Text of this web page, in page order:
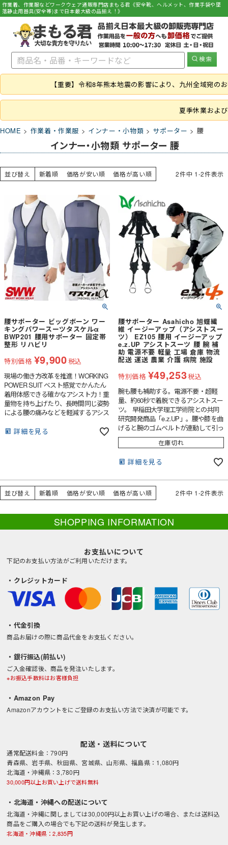
作業着、作業服などワークウェア通販専門店まもる君《安全靴、ヘルメット、作業手袋や墜
落静止用器具(安全帯)まで日本最大級の品揃え！》
【重要】令和8年熊本地震の影響により、九州全域宛
夏季休業およ
HOME 作業着・作業服 インナー・小物類 サポーター 腰
インナー・小物類 サポーター 腰
並び替え 新着順 価格が安い順 価格が高い順 2件中 1-2件表示
腰サポーター ビッグボーン ワー
キングパワースーツタスケルα
BWP201 腰用サポーター 固定帯
整形 リハビリ
特別価格 ¥9,900税込
現場の働き方改革を推進！WORKING
POWER SUIT ベスト感覚でかんたん
着用体感できる確かなアシスト力！重
量物を持ち上げたり、長時間同じ姿勢
による腰の痛みなどを軽減するアシス
本の強力なバネが作業時の身体への負
詳細を見る
腰サポーター Asahicho 旭蝶繊
維 イージーアップ（アシストスー
ツ） EZ105 腰用 イージーアップ
e.z.UP アシストスーツ 腰 腕 補
助 電源不要 軽量 工場 倉庫 物流
配送 運送 農業 介護 病院 施設
特別価格 ¥49,253税込
腕も腰も補助する。電源不要・超軽
量、約60秒で着脱できるアシストスー
ツ。 早稲田大学理工学術院との共同
研究開発商品「e.z.UP」。腰や膝を曲
げると腕のゴムベルトが連動して引っ
張られ、持ち上げ動作を補助する仕組
み。電源不要・超軽量で煩わしさな
脱可能。家庭用洗濯機洗濯可で衛生
ファブリックメカニズム採用。補助力
調整可能・テンションをゆるめれば休
憩中も着用可。工場ラインや運送・倉
躍。サイズS・L・XL。
在庫切れ
詳細を見る
並び替え 新着順 価格が安い順 価格が高い順 2件中 1-2件表示
SHOPPING INFORMATION
お支払いについて
下記のお支払い方法がご利用いただけます。
・クレジットカード
・代金引換
商品お届けの際に商品代金をお支払ください。
・銀行振込(前払い)
ご入金確認後、商品を発注いたします。
※お振込手数料はお客様負担
・Amazon Pay
Amazonアカウントをにご登録のお支払い方法で決済が可能です。
配送・送料について
通常配送料金：790円
青森県、岩手県、秋田県、宮城県、山形県、福島県：1,080円
北海道・沖縄県：3,780円
30,000円以上お買い上げで送料無料
・北海道・沖縄への配送について
北海道・沖縄に関しましては30,000円以上お買い上げの場合、または送料込
商品をご購入の場合でも下記の送料が発生します。
北海道・沖縄県：2,835円